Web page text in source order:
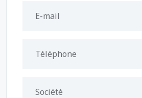
E-mail
Téléphone
Société